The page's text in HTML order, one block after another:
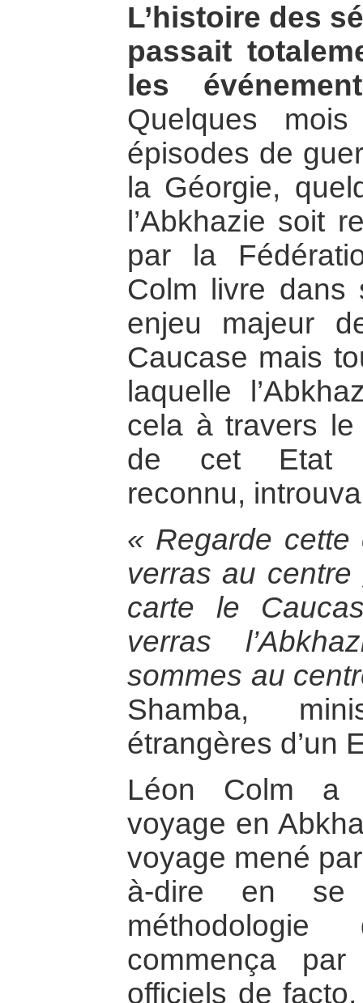
L’histoire des
passait
les
Quelques
épisodes de
la Géorgie,
l’Abkhazie soit
par la
Colm livre
enjeu majeur
Caucase mais
laquelle
cela à travers
de cet Etat
reconnu,
« Regarde
verras au
carte le
verras
sommes au
Shamba,
étrangères d’un
Léon Colm a
voyage en
voyage mené
à-dire en se
commença
officiels de